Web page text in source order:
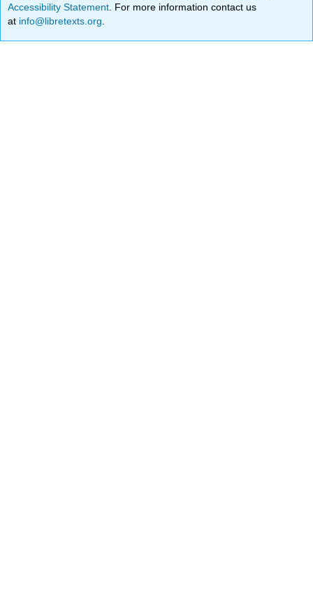
Accessibility Statement . For more information contact us
at info@libretexts.org